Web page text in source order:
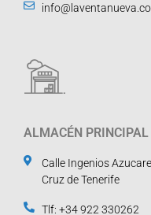
ALMACÉN PRINCIPAL
Calle Ingenios
Cruz de Tenerife
Tlf: +34 922 330262